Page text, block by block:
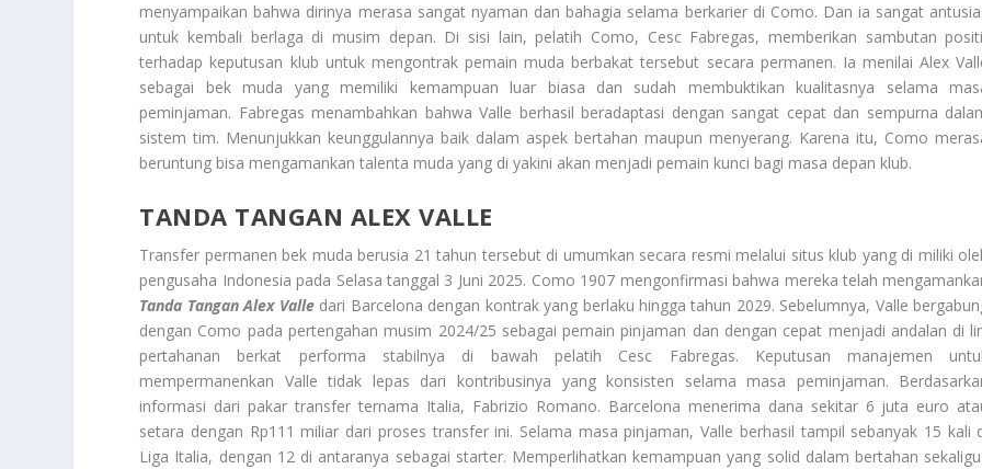
menyampaikan bahwa dirinya merasa sangat nyaman dan bahagia selama berkarier di Como. Dan ia sangat
untuk kembali berlaga di musim depan. Di sisi lain, pelatih Como, Cesc Fabregas, memberikan sambutan
terhadap keputusan klub untuk mengontrak pemain muda berbakat tersebut secara permanen. Ia menilai Alex
sebagai bek muda yang memiliki kemampuan luar biasa dan sudah membuktikan kualitasnya selama
peminjaman. Fabregas menambahkan bahwa Valle berhasil beradaptasi dengan sangat cepat dan sempurna
sistem tim. Menunjukkan keunggulannya baik dalam aspek bertahan maupun menyerang. Karena itu, Como
beruntung bisa mengamankan talenta muda yang di yakini akan menjadi pemain kunci bagi masa depan klub.
TANDA TANGAN ALEX VALLE
Transfer permanen bek muda berusia 21 tahun tersebut di umumkan secara resmi melalui situs klub yang di miliki
pengusaha Indonesia pada Selasa tanggal 3 Juni 2025. Como 1907 mengonfirmasi bahwa mereka telah
Tanda Tangan Alex Valledari Barcelona dengan kontrak yang berlaku hingga tahun 2029. Sebelumnya, Valle
dengan Como pada pertengahan musim 2024/25 sebagai pemain pinjaman dan dengan cepat menjadi andalan di
pertahanan berkat performa stabilnya di bawah pelatih Cesc Fabregas. Keputusan manajemen
mempermanenkan Valle tidak lepas dari kontribusinya yang konsisten selama masa peminjaman.
informasi dari pakar transfer ternama Italia, Fabrizio Romano. Barcelona menerima dana sekitar 6 juta euro
setara dengan Rp111 miliar dari proses transfer ini. Selama masa pinjaman, Valle berhasil tampil sebanyak 15 kali
Liga Italia, dengan 12 di antaranya sebagai starter. Memperlihatkan kemampuan yang solid dalam bertahan